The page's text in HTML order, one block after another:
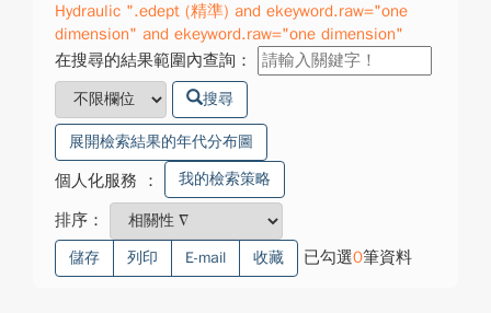
Hydraulic ".edept (精準) and ekeyword.raw="one
dimension" and ekeyword.raw="one dimension"
在搜尋的結果範圍內查詢：
搜尋
展開檢索結果的年代分布圖
個人化服務 ： 我的檢索策略
排序：
儲存 列印 E-mail 收藏 已勾選0筆資料